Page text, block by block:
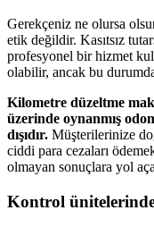
Gerekçeniz ne olursa
etik değildir. Kasıtsız
profesyonel bir hizmet
olabilir, ancak bu
Kilometre düzeltme
üzerinde oynanmış
dışıdır. Müşterilerinize
ciddi para cezaları
olmayan sonuçlara yol
Kontrol